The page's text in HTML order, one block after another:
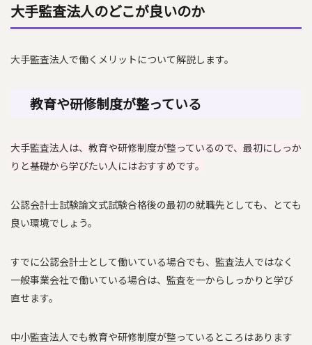
大手監査法人のどこが良いのか
大手監査法人で働くメリットについて解説します。
教育や研修制度が整っている
大手監査法人は、教育や研修制度が整っているので、最初にしっか
りと基礎から学びたい人にはおすすめです。
公認会計士試験論文式試験合格後の最初の就職先としても、とても
良い環境でしょう。
すでに公認会計士として働いている場合でも、監査法人ではなく
一般事業会社で働いている場合は、監査を一からしっかりと学び
直せます。
中小監査法人でも教育や研修制度が整っているところはあります